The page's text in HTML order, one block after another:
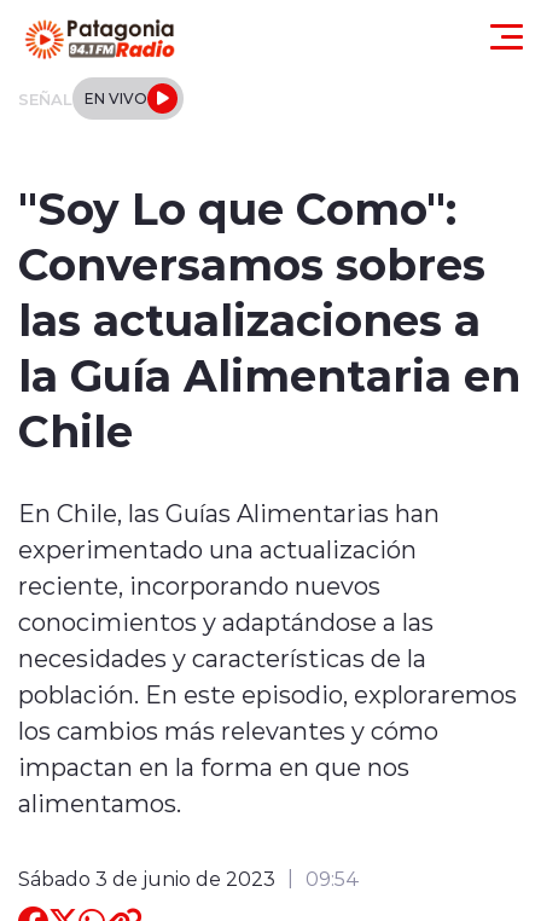
SEÑAL EN VIVO
Regionales
Tendencias
Internacional
Entrevistas
Quienes Somos
modo claro
"Soy Lo que Como":
Conversamos sobres
las actualizaciones a
la Guía Alimentaria en
Chile
En Chile, las Guías Alimentarias han
experimentado una actualización
reciente, incorporando nuevos
conocimientos y adaptándose a las
necesidades y características de la
población. En este episodio, exploraremos
los cambios más relevantes y cómo
impactan en la forma en que nos
alimentamos.
Sábado 3 de junio de 2023 09:54